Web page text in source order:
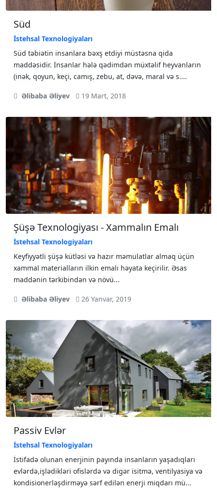
Süd
İstehsal Texnologiyaları
Süd təbiətin insanlara bəxş etdiyi müstəsna qida
maddəsidir. İnsanlar hələ qədimdən müxtəlif heyvanların
(inək, qoyun, keçi, camış, zebu, at, dəvə, maral və s....
Əlibaba Əliyev 19 Mart, 2018
Şüşə Texnologiyası - Xammalın Emalı
İstehsal Texnologiyaları
Keyfiyyətli şüşə kütləsi və hazır məmulatlar almaq üçün
xammal materialların ilkin emalı həyata keçirilir. Əsas
maddənin tərkibindən və növü...
Əlibaba Əliyev 26 Yanvar, 2019
Passiv Evlər
İstehsal Texnologiyaları
İstifadə olunan enerjinin payında insanların yaşadıqları
evlərdə,işlədikləri ofislərdə və digər isitmə, ventilyasiya və
kondisionerləşdirməyə sərf edilən enerji miqdarı mü...